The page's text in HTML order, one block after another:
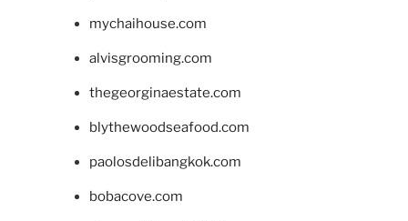
mychaihouse.com
alvisgrooming.com
thegeorginaestate.com
blythewoodseafood.com
paolosdelibangkok.com
bobacove.com